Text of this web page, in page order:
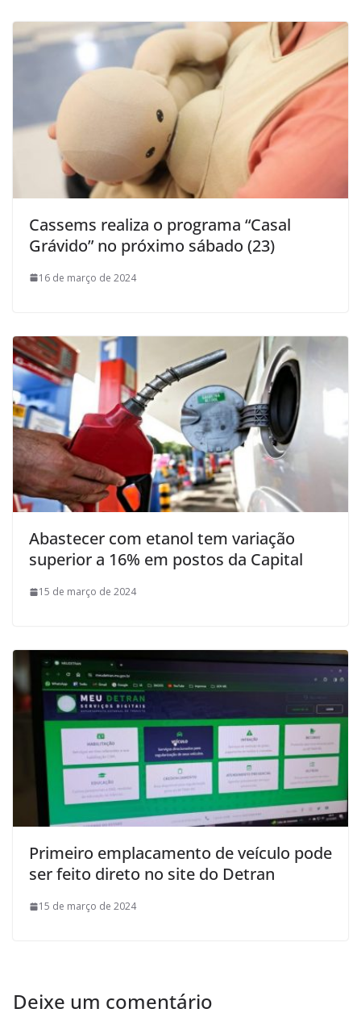
Cassems realiza o programa “Casal
Grávido” no próximo sábado (23)
16 de março de 2024
Abastecer com etanol tem variação
superior a 16% em postos da Capital
15 de março de 2024
Primeiro emplacamento de veículo pode
ser feito direto no site do Detran
15 de março de 2024
Deixe um comentário